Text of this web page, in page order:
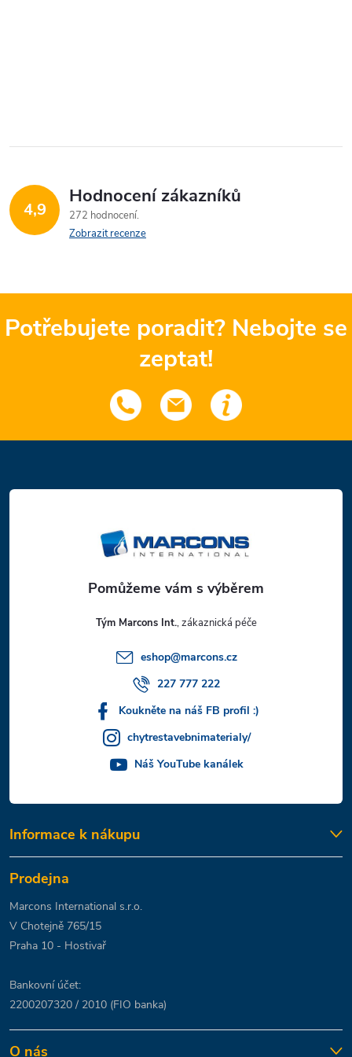
4,9
Hodnocení zákazníků
272 hodnocení
Zobrazit recenze
Potřebujete poradit? Nebojte se
zeptat!
á
Tým Marcons Int.
eshop@marcons.cz
227 777 222
Koukněte na náš FB profil :)
chytrestavebnimaterialy/
Náš YouTube kanálek
Informace k nákupu
Prodejna
Marcons International s.r.o.
V Chotejně 765/15
Praha 10 - Hostivař
Bankovní účet:
2200207320 / 2010 (FIO banka)
O nás